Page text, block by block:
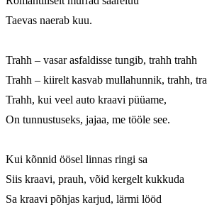
Taevas naerab kuu.
Trahh – vasar asfaldisse tungib, trahh trahh
Trahh – kiirelt kasvab mullahunnik, trahh,
Trahh, kui veel auto kraavi püüame,
On tunnustuseks, jajaa, me tööle see.
Kui kõnnid öösel linnas ringi sa
Siis kraavi, prauh, võid kergelt kukkuda
Sa kraavi põhjas karjud, lärmi lööd